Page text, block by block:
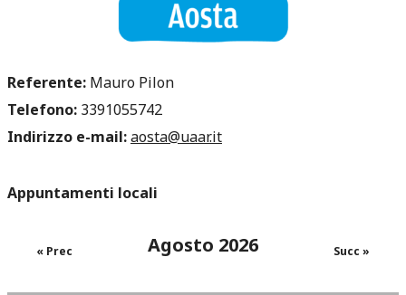
Referente: Mauro Pilon
Telefono: 3391055742
Indirizzo e-mail:aosta@uaar.it
Appuntamenti locali
Agosto 2026
« Prec Succ »